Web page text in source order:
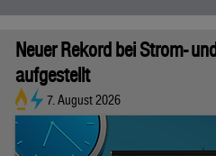
Neuer Rekord bei Strom-
aufgestellt
7. August 2026